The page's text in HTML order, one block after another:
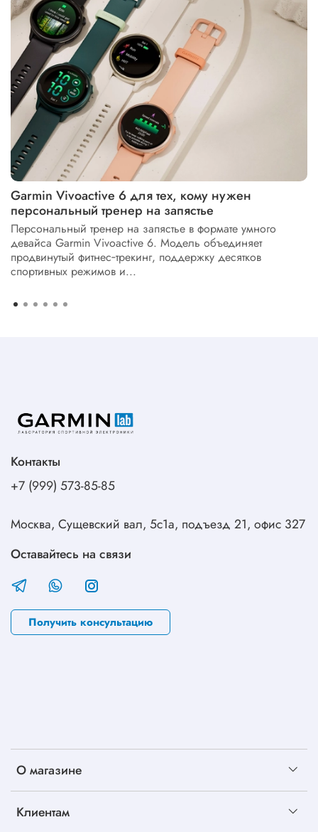
Garmin Vivoactive 6 для тех, кому нужен
персональный тренер на запястье
Персональный тренер на запястье в формате умного
девайса Garmin Vivoactive 6. Модель объединяет
продвинутый фитнес‑трекинг, поддержку десятков
спортивных режимов и...
О магазине
Клиентам
Контакты
+7 (999) 573-85-85
Москва, Сущевский вал, 5с1а, подъезд 21, офис 327
Оставайтесь на связи
Получить консультацию